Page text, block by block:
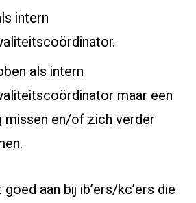
intern
als intern
maar een
missen en/of zich verder
aan bij ib’ers/kc’ers die